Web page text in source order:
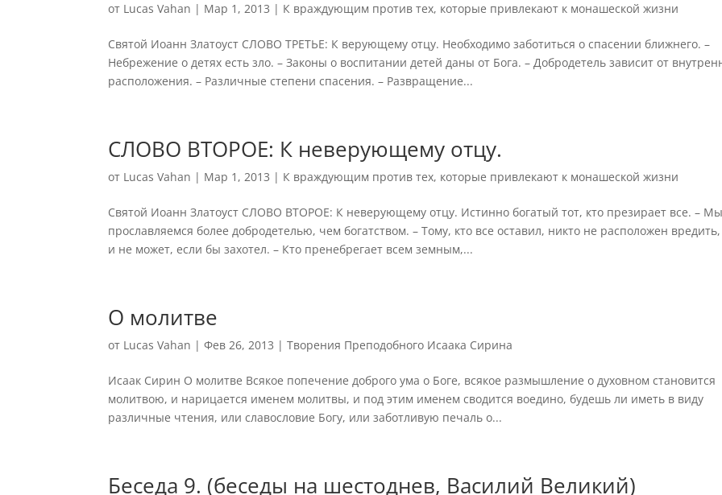
от Lucas Vahan | Мар 1, 2013 | К враждующим против тех, которые привлекают к монашеской жизни
Святой Иоанн Златоуст СЛОВО ТРЕТЬЕ: К верующему отцу. Необходимо заботиться о спасении ближнего. –
Небрежение о детях есть зло. – Законы о воспитании детей даны от Бога. – Добродетель зависит от
расположения. – Различные степени спасения. – Развращение...
СЛОВО ВТОРОЕ: К неверующему отцу.
от Lucas Vahan | Мар 1, 2013 | К враждующим против тех, которые привлекают к монашеской жизни
Святой Иоанн Златоуст СЛОВО ВТОРОЕ: К неверующему отцу. Истинно богатый тот, кто презирает все. –
прославляемся более добродетелью, чем богатством. – Тому, кто все оставил, никто не расположен
и не может, если бы захотел. – Кто пренебрегает всем земным,...
О молитве
от Lucas Vahan |Фев 26, 2013 |Творения Преподобного Исаака Сирина
Исаак Сирин О молитве Всякое попечение доброго ума о Боге, всякое размышление о духовном становится
молитвою, и нарицается именем молитвы, и под этим именем сводится воедино, будешь ли иметь в виду
различные чтения, или славословие Богу, или заботливую печаль о...
Беседа 9. (беседы на шестоднев, Василий Великий)